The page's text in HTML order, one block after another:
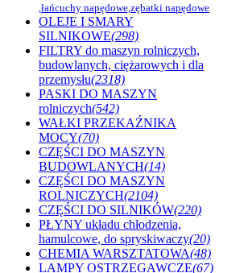
,łańcuchy napędowe,zębatki napędowe
OLEJE I SMARY
SILNIKOWE(298)
FILTRY do maszyn rolniczych,
budowlanych, ciężarowych i dla
przemysłu(2318)
PASKI DO MASZYN
rolniczych(542)
WAŁKI PRZEKAŹNIKA
MOCY(70)
CZĘŚCI DO MASZYN
BUDOWLANYCH(14)
CZĘŚCI DO MASZYN
ROLNICZYCH(2104)
CZĘŚCI DO SILNIKÓW(220)
PŁYNY układu chłodzenia,
hamulcowe, do spryskiwaczy(20)
CHEMIA WARSZTATOWA(48)
LAMPY OSTRZEGAWCZE(67)